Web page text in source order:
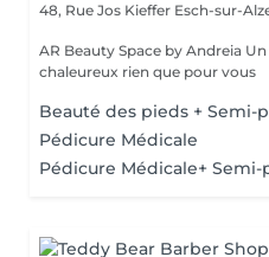
48, Rue Jos Kieffer Esch-sur-
AR Beauty Space by Andreia Un petit cocon cozy, simple et
chaleureux rien que pour vous
Beauté des pieds +
Pédicure Médicale
Pédicure Médicale+